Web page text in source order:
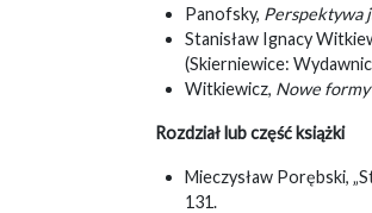
Panofsky, Perspektywa
Stanisław Ignacy
(Skierniewice:
Witkiewicz, Nowe
Rozdział lub część książki
Mieczysław Porębski,
131.